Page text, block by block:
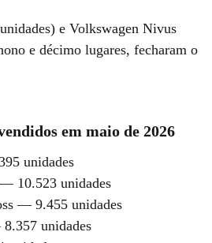
e Volkswagen Nivus
e décimo lugares, fecharam o
em maio de 2026
unidades
10.523 unidades
— 9.455 unidades
unidades